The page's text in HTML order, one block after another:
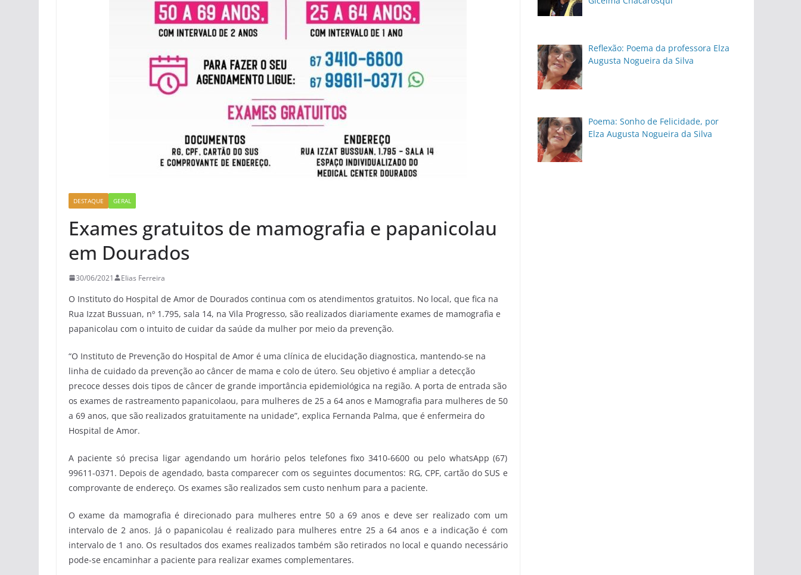
DESTAQUE GERAL
Exames gratuitos de mamografia e papanicolau
em Dourados
30/06/2021 Elias Ferreira
O Instituto do Hospital de Amor de Dourados continua com os atendimentos gratuitos. No local, que fica na
Rua Izzat Bussuan, nº 1.795, sala 14, na Vila Progresso, são realizados diariamente exames de mamografia e
papanicolau com o intuito de cuidar da saúde da mulher por meio da prevenção.
“O Instituto de Prevenção do Hospital de Amor é uma clínica de elucidação diagnostica, mantendo-se na
linha de cuidado da prevenção ao câncer de mama e colo de útero. Seu objetivo é ampliar a detecção
precoce desses dois tipos de câncer de grande importância epidemiológica na região. A porta de entrada são
os exames de rastreamento papanicolaou, para mulheres de 25 a 64 anos e Mamografia para mulheres de 50
a 69 anos, que são realizados gratuitamente na unidade”, explica Fernanda Palma, que é enfermeira do
Hospital de Amor.
A paciente só precisa ligar agendando um horário pelos telefones fixo 3410-6600 ou pelo whatsApp (67)
99611-0371. Depois de agendado, basta comparecer com os seguintes documentos: RG, CPF, cartão do SUS e
comprovante de endereço. Os exames são realizados sem custo nenhum para a paciente.
O exame da mamografia é direcionado para mulheres entre 50 a 69 anos e deve ser realizado com um
intervalo de 2 anos. Já o papanicolau é realizado para mulheres entre 25 a 64 anos e a indicação é com
intervalo de 1 ano. Os resultados dos exames realizados também são retirados no local e quando necessário
pode-se encaminhar a paciente para realizar exames complementares.
Reflexão: Poema da professora Elza
Augusta Nogueira da Silva
Poema: Sonho de Felicidade, por
Elza Augusta Nogueira da Silva